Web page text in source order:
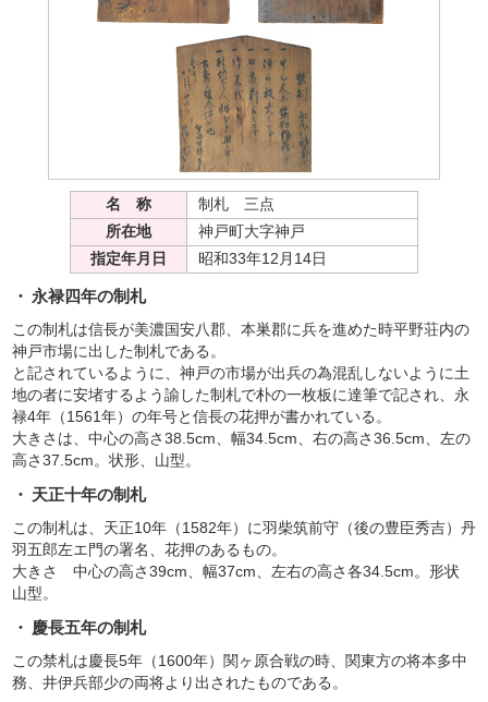
0584-27-3111
トップページへ戻る
名 称
制札 三点
所在地
神戸町大字神戸
指定年月日
昭和33年12月14日
永禄四年の制札
この制札は信長が美濃国安八郡、本巣郡に兵を進めた時平野荘内の
神戸市場に出した制札である。
と記されているように、神戸の市場が出兵の為混乱しないように土
地の者に安堵するよう諭した制札で朴の一枚板に達筆で記され、永
禄4年（1561年）の年号と信長の花押が書かれている。
大きさは、中心の高さ38.5cm、幅34.5cm、右の高さ36.5cm、左の
高さ37.5cm。状形、山型。
天正十年の制札
この制札は、天正10年（1582年）に羽柴筑前守（後の豊臣秀吉）丹
羽五郎左エ門の署名、花押のあるもの。
大きさ 中心の高さ39cm、幅37cm、左右の高さ各34.5cm。形状
山型。
慶長五年の制札
この禁札は慶長5年（1600年）関ヶ原合戦の時、関東方の将本多中
務、井伊兵部少の両将より出されたものである。